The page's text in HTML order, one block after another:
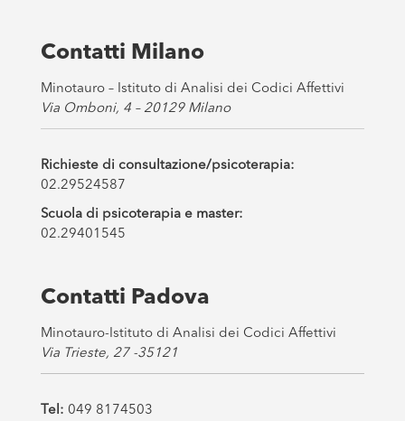
s
*
Contatti Milano
Minotauro – Istituto di Analisi dei Codici Affettivi
Via Omboni, 4 – 20129 Milano
Richieste di consultazione/psicoterapia:
02.29524587
Scuola di psicoterapia e master:
02.29401545
Contatti Padova
Minotauro-Istituto di Analisi dei Codici Affettivi
Via Trieste, 27 -35121
Tel: 049 8174503